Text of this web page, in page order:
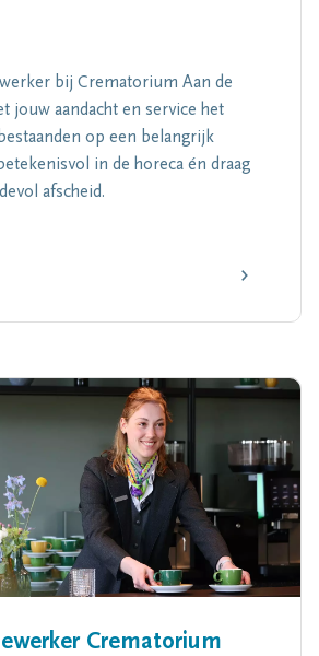
bij Crematorium Aan de
jouw aandacht en service het
op een belangrijk
in de horeca én draag
afscheid.
Crematorium